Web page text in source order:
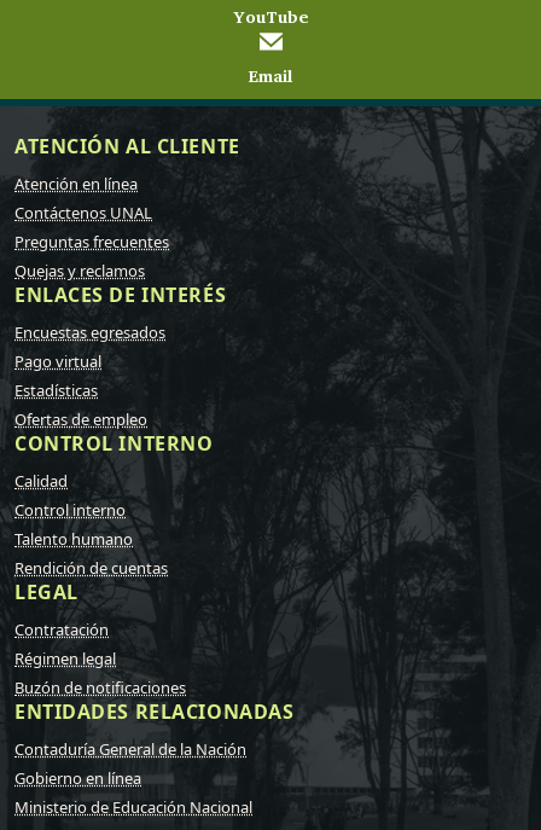
YouTube
Email
ATENCIÓN AL CLIENTE
Atención en línea
Contáctenos UNAL
Preguntas frecuentes
Quejas y reclamos
ENLACES DE INTERÉS
Encuestas egresados
Pago virtual
Estadísticas
Ofertas de empleo
CONTROL INTERNO
Calidad
Control interno
Talento humano
Rendición de cuentas
LEGAL
Contratación
Régimen legal
Buzón de notificaciones
ENTIDADES RELACIONADAS
Contaduría General de la Nación
Gobierno en línea
Ministerio de Educación Nacional